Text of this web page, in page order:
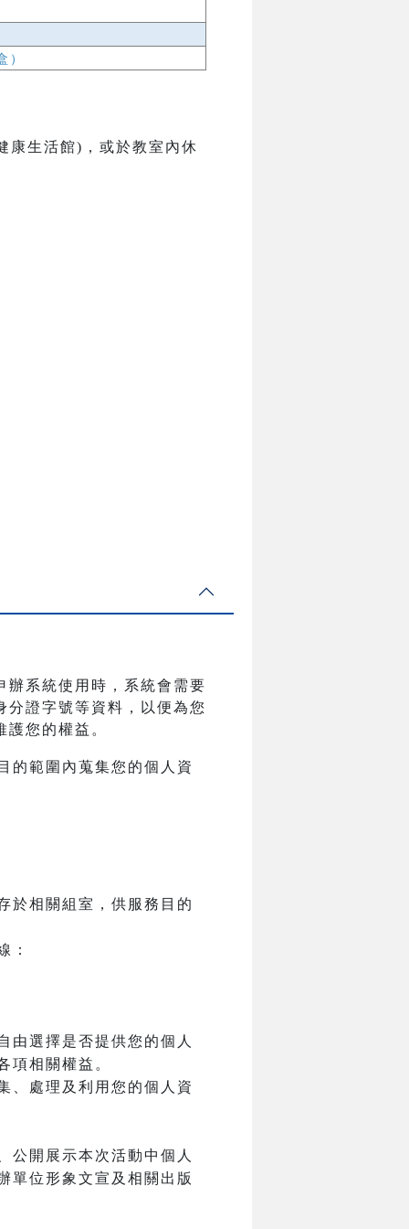
）
康生活館)，或於教室內休
辦系統使用時，系統會需要
證字號等資料，以便為您
您的權益。
的範圍內蒐集您的個人資
於相關組室，供服務目的
：
由選擇是否提供您的個人
項相關權益。
、處理及利用您的個人資
公開展示本次活動中個人
單位形象文宣及相關出版